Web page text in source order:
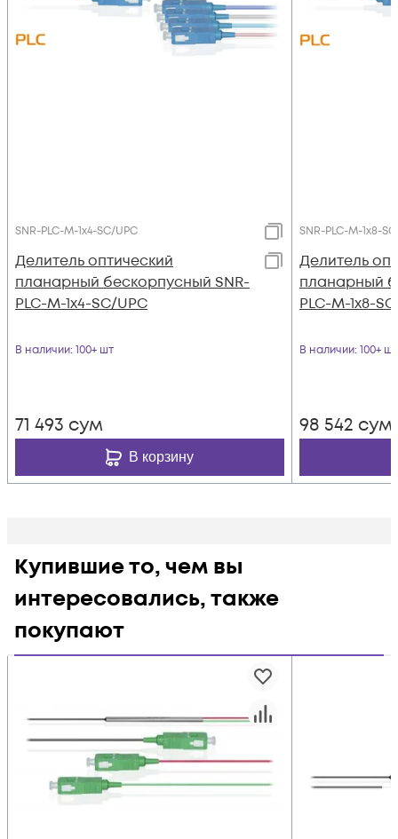
SNR-PLC-M-1x4-SC/UPC
Делитель оптический
планарный бескорпусный SNR-
PLC-M-1x4-SC/UPC
В наличии: 100+ шт
71 493 сум
В корзину
SNR-PLC-M-1x8-
Делитель
планарный
PLC-M-1x8-
В наличии: 100+ шт
98 542 сум
Купившие то, чем вы
интересовались, также
покупают